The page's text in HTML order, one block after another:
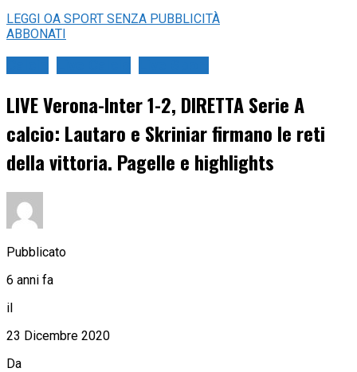
LEGGI OA SPORT SENZA PUBBLICITÀ
ABBONATI
LIVE Verona-Inter 1-2, DIRETTA Serie A
calcio: Lautaro e Skriniar firmano le reti
della vittoria. Pagelle e highlights
Pubblicato
6 anni fa
il
23 Dicembre 2020
Da